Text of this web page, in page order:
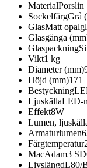
MaterialPorslin
SockelfärgGrå
GlasMatt
Glasgänga
Glaspackning
Vikt1 kg
Diameter (mm)
Höjd (mm)171
Bestyckning
LjuskällaLED-
Effekt8W
Lumen,
Armaturlumen
Färgtemperatur
MacAdam3
LivslängdL80/